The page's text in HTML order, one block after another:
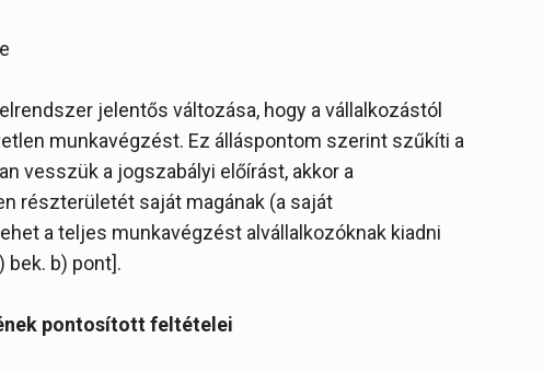
jelentős változása, hogy a vállalkozástól
munkavégzést. Ez álláspontom szerint szűkíti a
vesszük a jogszabályi előírást, akkor a
részterületét saját magának (a saját
a teljes munkavégzést alvállalkozóknak kiadni
bek. b) pont].
pontosított feltételei